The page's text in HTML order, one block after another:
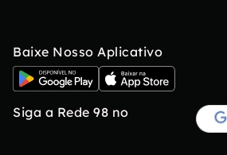
Baixe Nosso Aplicativo
Siga a Rede 98 no